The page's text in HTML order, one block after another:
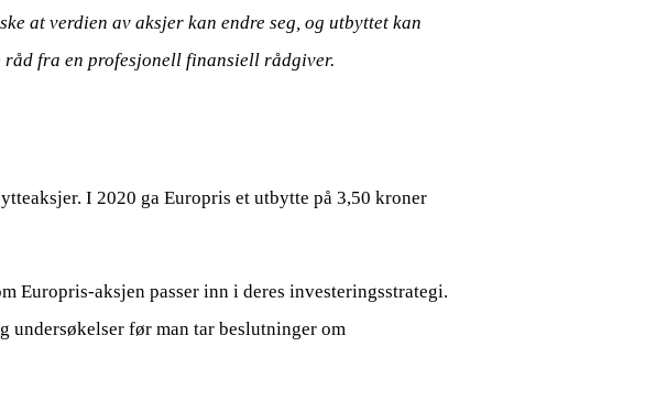
at verdien av aksjer kan endre seg, og utbyttet kan
fra en profesjonell finansiell rådgiver.
I 2020 ga Europris et utbytte på 3,50 kroner
Europris-aksjen passer inn i deres investeringsstrategi.
før man tar beslutninger om